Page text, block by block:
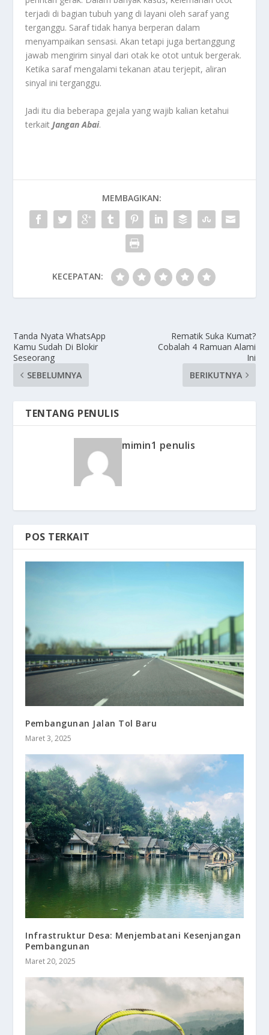
terjadi di bagian tubuh yang di layani oleh saraf yang
terganggu. Saraf tidak hanya berperan dalam
menyampaikan sensasi. Akan tetapi juga bertanggung
jawab mengirim sinyal dari otak ke otot untuk bergerak.
Ketika saraf mengalami tekanan atau terjepit, aliran
sinyal ini terganggu.
Jadi itu dia beberapa gejala yang wajib kalian ketahui
terkait Jangan Abai.
MEMBAGIKAN:
KECEPATAN:
Tanda Nyata WhatsApp
Kamu Sudah Di Blokir
Seseorang
SEBELUMNYA
Rematik Suka Kumat?
Cobalah 4 Ramuan Alami
Ini
BERIKUTNYA
TENTANG PENULIS
mimin1 penulis
POS TERKAIT
Pembangunan Jalan Tol Baru
Maret 3, 2025
Infrastruktur Desa: Menjembatani Kesenjangan
Pembangunan
Maret 20, 2025